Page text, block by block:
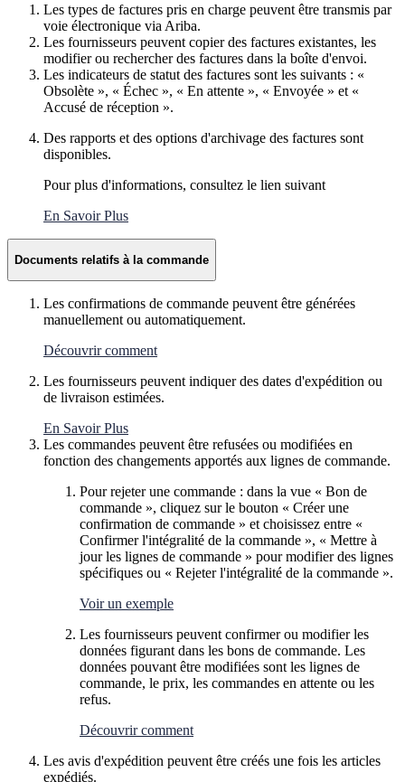
Les types de factures pris en charge peuvent être transmis par
voie électronique via Ariba.
Les fournisseurs peuvent copier des factures existantes, les
modifier ou rechercher des factures dans la boîte d'envoi.
Les indicateurs de statut des factures sont les suivants : «
Obsolète », « Échec », « En attente », « Envoyée » et «
Accusé de réception ».
Des rapports et des options d'archivage des factures sont
disponibles.
Pour plus d'informations, consultez le lien suivant
En Savoir Plus
Documents relatifs à la commande
Les confirmations de commande peuvent être générées
manuellement ou automatiquement.
Découvrir comment
Les fournisseurs peuvent indiquer des dates d'expédition ou
de livraison estimées.
En Savoir Plus
Les commandes peuvent être refusées ou modifiées en
fonction des changements apportés aux lignes de commande.
Pour rejeter une commande : dans la vue « Bon de
commande », cliquez sur le bouton « Créer une
confirmation de commande » et choisissez entre «
Confirmer l'intégralité de la commande », « Mettre à
jour les lignes de commande » pour modifier des lignes
spécifiques ou « Rejeter l'intégralité de la commande ».
Voir un exemple
Les fournisseurs peuvent confirmer ou modifier les
données figurant dans les bons de commande. Les
données pouvant être modifiées sont les lignes de
commande, le prix, les commandes en attente ou les
refus.
Découvrir comment
Les avis d'expédition peuvent être créés une fois les articles
expédiés.